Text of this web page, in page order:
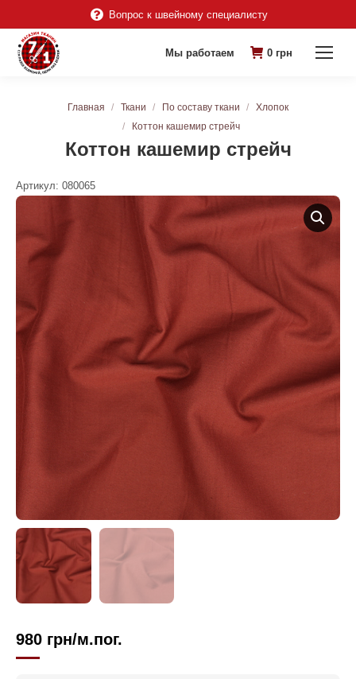
Вопрос к швейному специалисту
Мы работаем 0 грн
Коттон кашемир стрейч
Вы здесь:Главная Ткани По составу ткани
Хлопок
Коттон кашемир стрейч
Артикул: 080065
980 грн/м.пог.